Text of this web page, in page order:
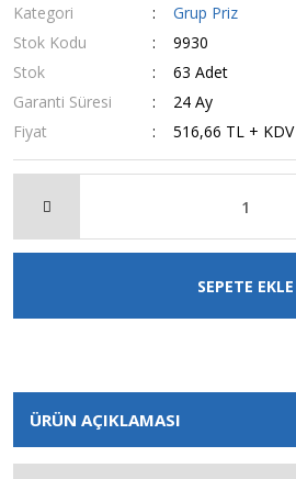
Kategori
Grup Priz
Stok Kodu
9930
Stok
63 Adet
Garanti Süresi
24 Ay
Fiyat
516,66 TL + KDV
SEPETE EKLE
ÜRÜN AÇIKLAMASI